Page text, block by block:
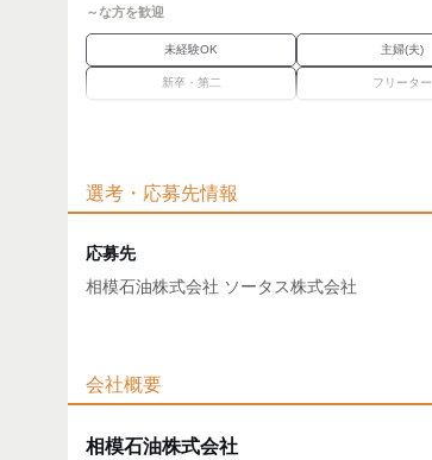
～な方を歓迎
未経験OK 主婦(夫)
新卒・第二 フリーター
職場環境
応募時のメリット
選考・応募先情報
応募先
相模石油株式会社 ソータス株式会社
[最寄駅]
神奈川県 平塚市⁄平塚駅 (車 10分)ほか
[住所]
会社概要
相模石油株式会社